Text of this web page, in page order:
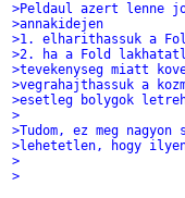
>Peldaul azert lenne
>annakidejen
>1. elharithassuk a
>2. ha a Fold
>tevekenyseg miatt
>vegrahajthassuk a
>esetleg bolygok
>
>Tudom, ez meg
>lehetetlen, hogy
>